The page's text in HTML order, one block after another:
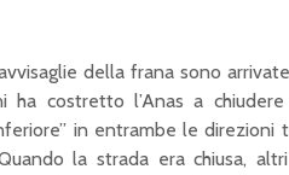
della frana sono
ha costretto l’Anas a
in entrambe le direzioni
la strada era chiusa,